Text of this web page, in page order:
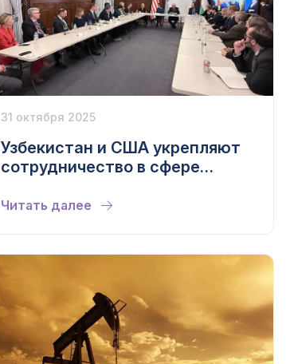
31 октября 2025
Узбекистан и США укрепляют
сотрудничество в сфере
энергетики
Читать далее